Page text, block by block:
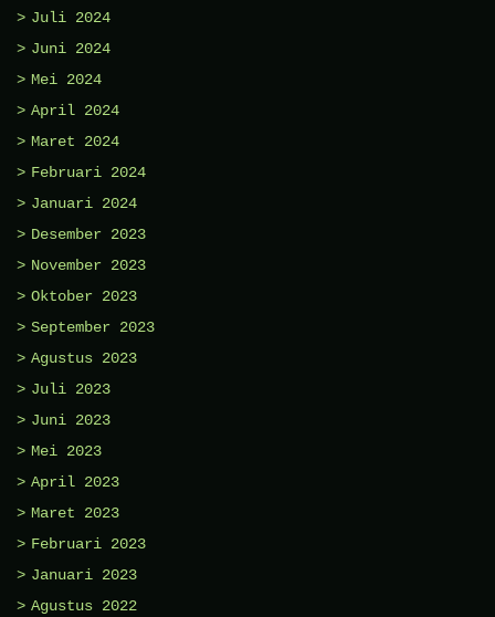
Juli 2024
Juni 2024
Mei 2024
April 2024
Maret 2024
Februari 2024
Januari 2024
Desember 2023
November 2023
Oktober 2023
September 2023
Agustus 2023
Juli 2023
Juni 2023
Mei 2023
April 2023
Maret 2023
Februari 2023
Januari 2023
Agustus 2022